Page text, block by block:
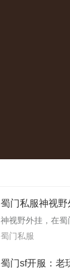
蜀门私服神视野
神视野外挂，在蜀
新鲜词了。从早
标，这东西的迭代
蜀门私服
蜀门sf开服：老